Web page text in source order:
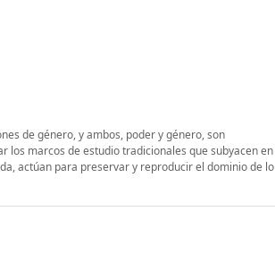
de género, y ambos, poder y género, son
los marcos de estudio tradicionales que subyacen en
actúan para preservar y reproducir el dominio de lo